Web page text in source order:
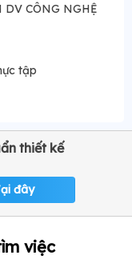
CÔNG NGHỆ
tập
thiết kế
đây
việc